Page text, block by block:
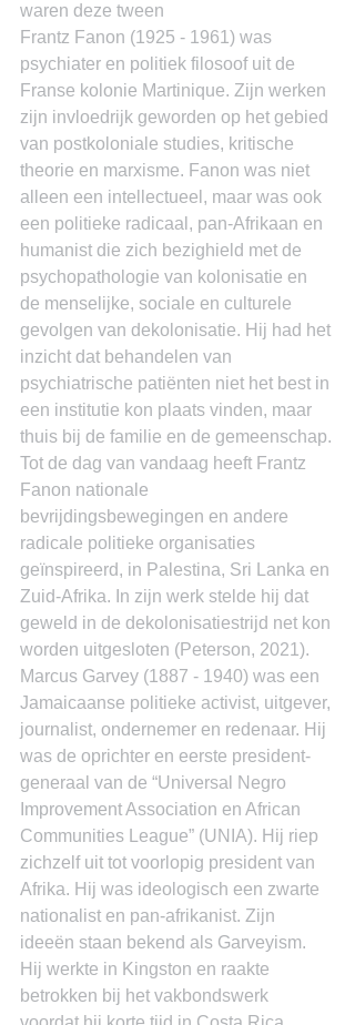
waren deze tween
Frantz Fanon (1925 - 1961) was
psychiater en politiek filosoof uit de
Franse kolonie Martinique. Zijn werken
zijn invloedrijk geworden op het gebied
van postkoloniale studies, kritische
theorie en marxisme. Fanon was niet
alleen een intellectueel, maar was ook
een politieke radicaal, pan-Afrikaan en
humanist die zich bezighield met de
psychopathologie van kolonisatie en
de menselijke, sociale en culturele
gevolgen van dekolonisatie. Hij had het
inzicht dat behandelen van
psychiatrische patiënten niet het best in
een institutie kon plaats vinden, maar
thuis bij de familie en de gemeenschap.
Tot de dag van vandaag heeft Frantz
Fanon nationale
bevrijdingsbewegingen en andere
radicale politieke organisaties
geïnspireerd, in Palestina, Sri Lanka en
Zuid-Afrika. In zijn werk stelde hij dat
geweld in de dekolonisatiestrijd net kon
worden uitgesloten (Peterson, 2021).
Marcus Garvey (1887 - 1940) was een
Jamaicaanse politieke activist, uitgever,
journalist, ondernemer en redenaar. Hij
was de oprichter en eerste president-
generaal van de “Universal Negro
Improvement Association en African
Communities League” (UNIA). Hij riep
zichzelf uit tot voorlopig president van
Afrika. Hij was ideologisch een zwarte
nationalist en pan-afrikanist. Zijn
ideeën staan bekend als Garveyism.
Hij werkte in Kingston en raakte
betrokken bij het vakbondswerk